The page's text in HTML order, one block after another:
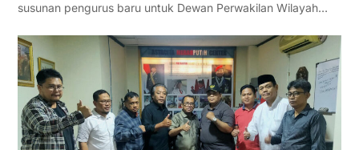
susunan pengurus baru untuk Dewan Perwakilan Wilayah…